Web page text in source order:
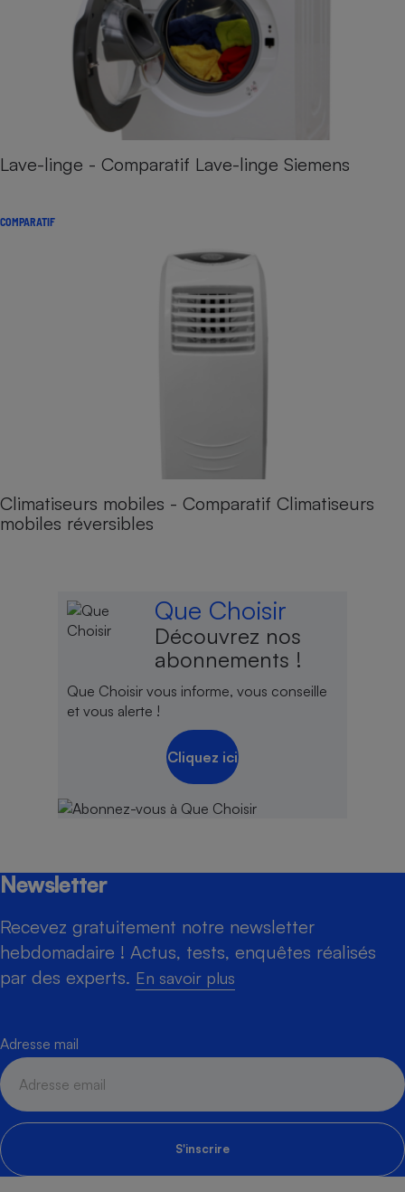
Lave-linge - Comparatif Lave-linge Siemens
COMPARATIF
Climatiseurs mobiles - Comparatif Climatiseurs
mobiles réversibles
Que Choisir
Découvrez nos
abonnements !
Que Choisir vous informe, vous conseille
et vous alerte !
Cliquez ici
Newsletter
Recevez gratuitement notre newsletter
hebdomadaire ! Actus, tests, enquêtes réalisés
par des experts. En savoir plus
Adresse mail
S'inscrire